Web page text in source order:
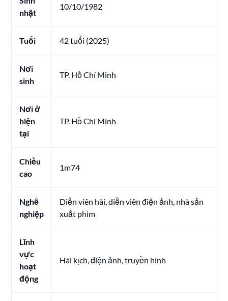
nhật
10/10/1982
Tuổi 42 tuổi (2025)
Nơi
sinh
TP. Hồ Chí Minh
Nơi ở
hiện
tại
TP. Hồ Chí Minh
Chiều
cao
1m74
Nghề
nghiệp
Diễn viên hài, diễn viên điện ảnh, nhà sản
xuất phim
Lĩnh
vực
hoạt
động
Hài kịch, điện ảnh, truyền hình